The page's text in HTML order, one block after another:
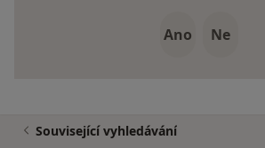
Ano Ne
Související vyhledávání